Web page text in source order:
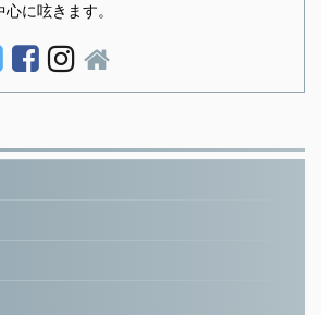
心に呟きます。